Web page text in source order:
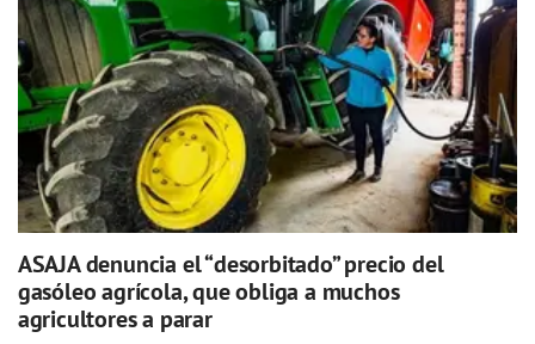
ASAJA denuncia el “desorbitado” precio del
gasóleo agrícola, que obliga a muchos
agricultores a parar